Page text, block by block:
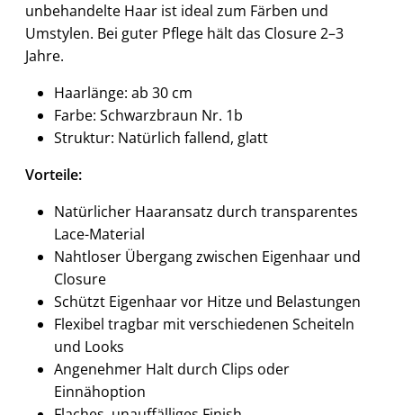
unbehandelte Haar ist ideal zum Färben und
Umstylen. Bei guter Pflege hält das Closure 2–3
Jahre.
Haarlänge: ab 30 cm
Farbe: Schwarzbraun Nr. 1b
Struktur: Natürlich fallend, glatt
Vorteile:
Natürlicher Haaransatz durch transparentes
Lace-Material
Nahtloser Übergang zwischen Eigenhaar und
Closure
Schützt Eigenhaar vor Hitze und Belastungen
Flexibel tragbar mit verschiedenen Scheiteln
und Looks
Angenehmer Halt durch Clips oder
Einnähoption